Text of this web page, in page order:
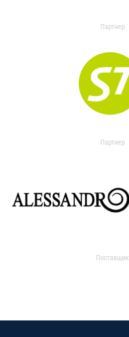
Партнер
Партнер
Поставщик